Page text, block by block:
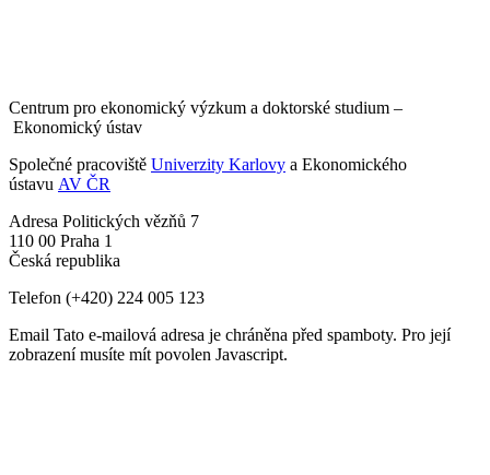
Centrum pro ekonomický výzkum a doktorské studium –
Ekonomický ústav
Společné pracoviště Univerzity Karlovy a Ekonomického
ústavu AV ČR
Adresa Politických vězňů 7
110 00 Praha 1
Česká republika
Telefon (+420) 224 005 123
Email Tato e-mailová adresa je chráněna před spamboty. Pro její
zobrazení musíte mít povolen Javascript.